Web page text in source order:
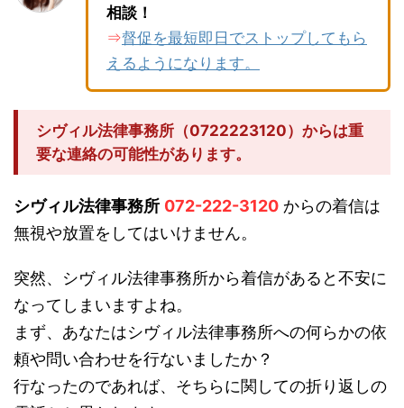
相談！
⇒督促を最短即日でストップしてもら
えるようになります。
シヴィル法律事務所（0722223120）からは重
要な連絡の可能性があります。
シヴィル法律事務所 072-222-3120 からの着信は
無視や放置をしてはいけません。
突然、シヴィル法律事務所から着信があると不安に
なってしまいますよね。
まず、あなたはシヴィル法律事務所への何らかの依
頼や問い合わせを行ないましたか？
行なったのであれば、そちらに関しての折り返しの